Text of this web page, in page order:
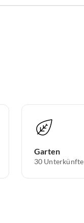
Garten
30 Unterkünfte